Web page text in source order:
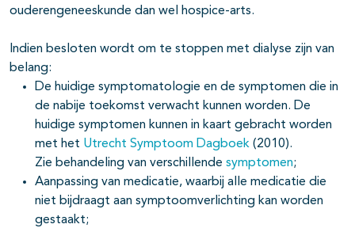
ouderengeneeskunde dan wel hospice-arts.
Indien besloten wordt om te stoppen met dialyse zijn van
belang:
De huidige symptomatologie en de symptomen die in
de nabije toekomst verwacht kunnen worden. De
huidige symptomen kunnen in kaart gebracht worden
met het Utrecht Symptoom Dagboek (2010).
Zie behandeling van verschillende symptomen;
Aanpassing van medicatie, waarbij alle medicatie die
niet bijdraagt aan symptoomverlichting kan worden
gestaakt;